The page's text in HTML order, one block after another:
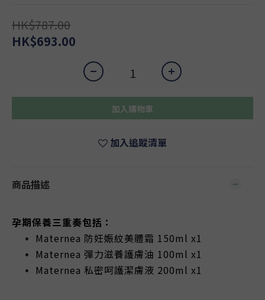
HK$787.00
HK$693.00
加入購物車
加入追蹤清單
商品描述
孕期保養三重奏包括：
Maternea 防妊娠紋美體霜 150ml x1
Maternea 彈力滋養護膚油 100ml x1
Maternea 私密呵護潔膚液 200ml x1